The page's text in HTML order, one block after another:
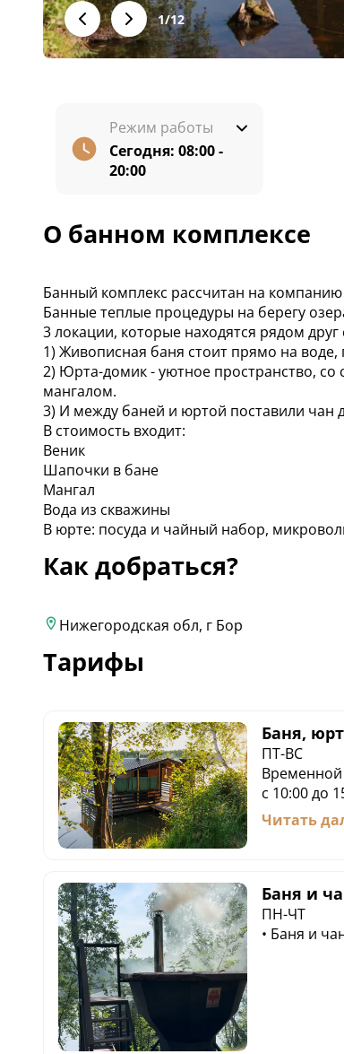
1/12
Режим работы
Сегодня: 08:00 -
20:00
О банном комплексе
Банный комплекс рассчитан на компанию
Банные теплые процедуры на берегу
3 локации, которые находятся рядом
1) Живописная баня стоит прямо на
2) Юрта-домик - уютное пространство, со
мангалом.
3) И между баней и юртой поставили чан
В стоимость входит:
Веник
Шапочки в бане
Мангал
Вода из скважины
В юрте: посуда и чайный набор,
Как добраться?
Нижегородская обл, г Бор
Тарифы
Баня,
ПТ-ВС
Временной
с 10:00 до
с 17:00 до
Баня, юрта,
Читать
Баня и
ПН-ЧТ
• Баня и